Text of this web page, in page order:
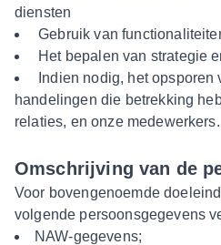
diensten
Gebruik van
Het bepalen van strategie
Indien nodig, het opsporen
handelingen die betrekking
relaties, en onze medewerkers.
Omschrijving van de
Voor bovengenoemde
volgende persoonsgegevens
NAW-gegevens;